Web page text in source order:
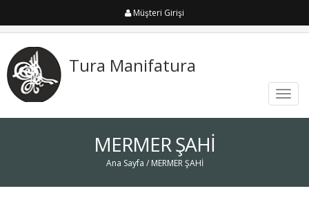
Müşteri Girişi
Tura Manifatura
MERMER ŞAHİ
Ana Sayfa / MERMER ŞAHİ